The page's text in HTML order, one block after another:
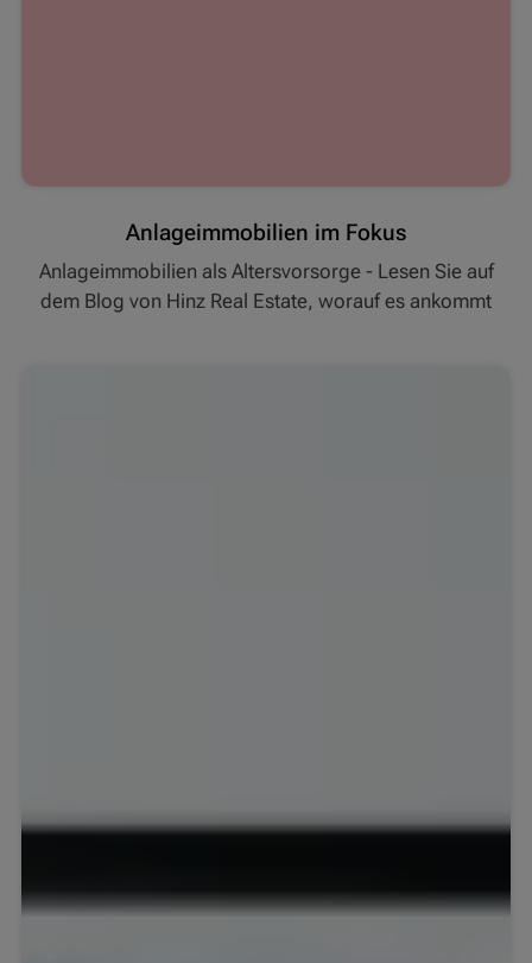
Anlageimmobilien im Fokus
Anlageimmobilien als Altersvorsorge - Lesen Sie auf
dem Blog von Hinz Real Estate, worauf es ankommt